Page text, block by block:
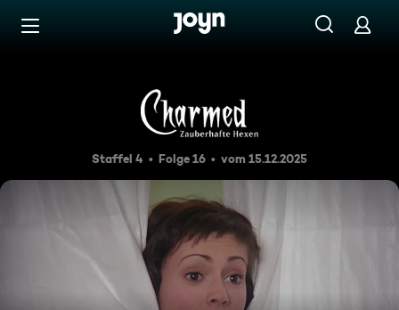
Zum Inhalt springen
Das fünfte Rad
Staffel 4 Folge 16 vom 15.12.2025